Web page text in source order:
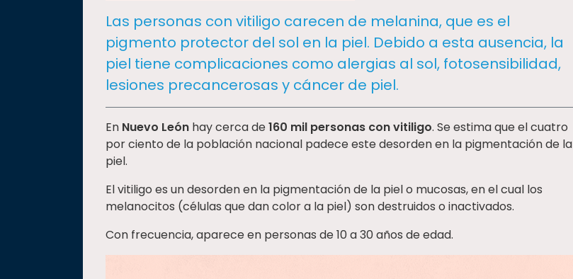
Las personas con vitiligo carecen de melanina, que es el
pigmento protector del sol en la piel. Debido a esta ausencia, la
piel tiene complicaciones como alergias al sol, fotosensibilidad,
lesiones precancerosas y cáncer de piel.
En Nuevo León hay cerca de160 mil personas con vitiligo. Se estima que el cuatro
por ciento de la población nacional padece este desorden en la pigmentación de la
piel.
El vitiligo es un desorden en la pigmentación de la piel o mucosas, en el cual los
melanocitos (células que dan color a la piel) son destruidos o inactivados.
Con frecuencia, aparece en personas de 10 a 30 años de edad.